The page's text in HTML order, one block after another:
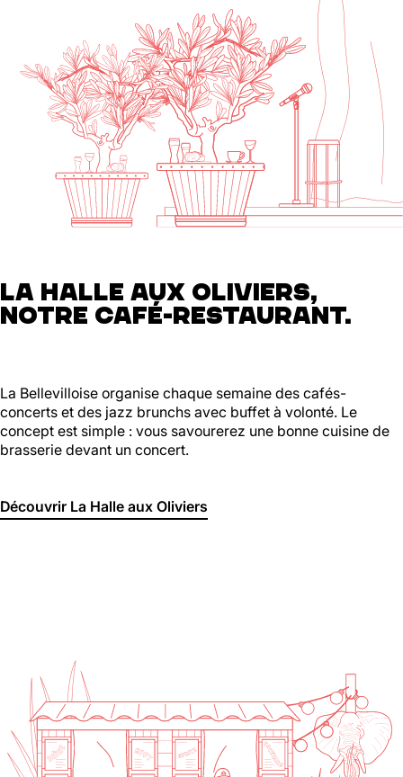
LA HALLE AUX OLIVIERS,
NOTRE CAFÉ-RESTAURANT.
La Bellevilloise organise chaque semaine des cafés-
concerts et des jazz brunchs avec buffet à volonté. Le
concept est simple : vous savourerez une bonne cuisine de
brasserie devant un concert.
Découvrir La Halle aux Oliviers